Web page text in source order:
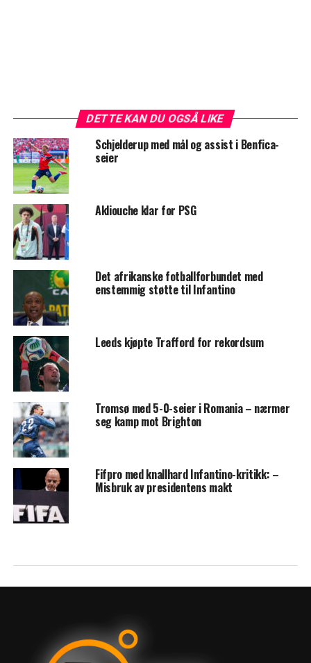
DETTE KAN DU OGSÅ LIKE
Schjelderup med mål og assist i Benfica-
seier
Akliouche klar for PSG
Det afrikanske fotballforbundet med
enstemmig støtte til Infantino
Leeds kjøpte Trafford for rekordsum
Tromsø med 5-0-seier i Romania – nærmer
seg kamp mot Brighton
Fifpro med knallhard Infantino-kritikk: –
Misbruk av presidentens makt